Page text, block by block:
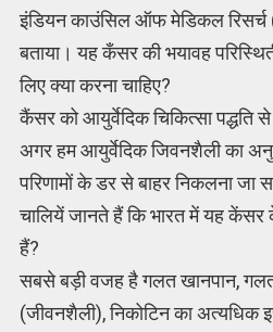
इंडियन काउंसिल ऑफ मेडिकल रिसर्च
बताया। यह कँसर की भयावह
लिए क्या करना चाहिए?
कैंसर को आयुर्वेदिक चिकित्सा पद्धति
अगर हम आयुर्वेदिक जिवनशैली का
परिणामों के डर से बाहर निकलना जा
चालियें जानते हैं कि भारत में यह
हैं?
सबसे बड़ी वजह है गलत खानपान,
(जीवनशैली), निकोटिन का अत्यधिक